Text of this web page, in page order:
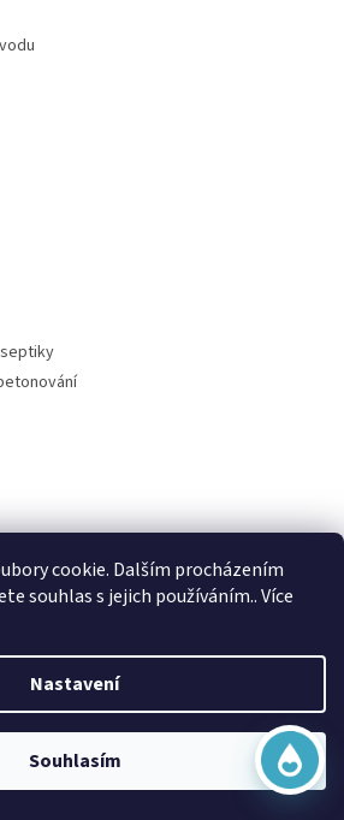
cookie. Dalším procházením
souhlas s jejich používáním.. Více
Nastavení
Souhlasím
dešťovka
Začít konverzaci